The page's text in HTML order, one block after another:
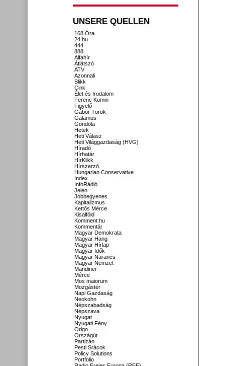
UNSERE QUELLEN
168 Óra
24.hu
444
888
Alfahír
Átlátszó
ATV
Azonnali
Blikk
Cink
Élet és Irodalom
Ferenc Kumin
Figyelő
Gábor Török
Galamus
Gondola
Hetek
Heti Válasz
Heti Világgazdaság (HVG)
Híradó
Hírhatár
HírKlikk
Hírszerző
Hungarian Conservative
Index
InfoRádió
Jelen
Jobbegyenes
Kapitalizmus
Kettős Mérce
Kisalföld
Komment.hu
Kommentár
Magyar Demokrata
Magyar Hang
Magyar Hírlap
Magyar Idők
Magyar Narancs
Magyar Nemzet
Mandiner
Mérce
Mos maiorum
Mozgástér
Napi Gazdaság
Neokohn
Népszabadság
Népszava
Nyugat
Nyugati Fény
Origo
Országút
Partizán
Pesti Srácok
Policy Solutions
Portfolio